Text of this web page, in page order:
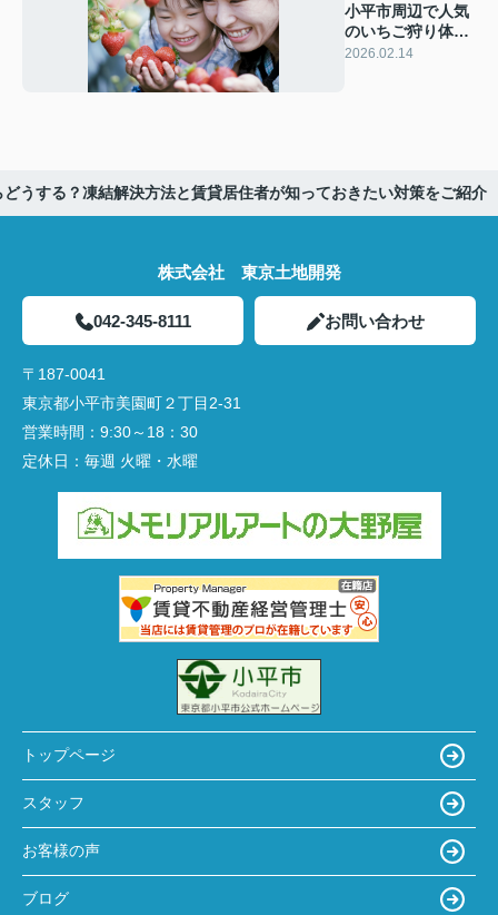
小平市周辺で人気
のいちご狩り体
験！アクセスや予
2026.02.14
うする？凍結解決方法と賃貸居住者が知っておきたい対策をご紹介
株式会社 東京土地開発
042-345-8111 お問い合わせ
〒187-0041
東京都小平市美園町２丁目2-31
営業時間： 9:30～18：30
定休日： 毎週 火曜・水曜
トップページ
スタッフ
お客様の声
ブログ